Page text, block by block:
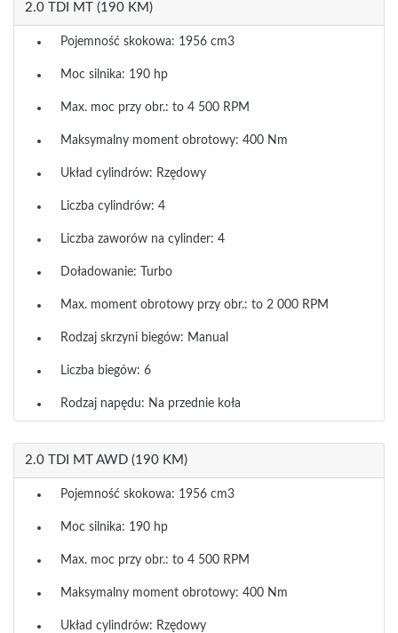
2.0 TDI MT (190 KM)
Pojemność skokowa: 1956 cm3
Moc silnika: 190 hp
Max. moc przy obr.: to 4 500 RPM
Maksymalny moment obrotowy: 400 Nm
Układ cylindrów: Rzędowy
Liczba cylindrów: 4
Liczba zaworów na cylinder: 4
Doładowanie: Turbo
Max. moment obrotowy przy obr.: to 2 000 RPM
Rodzaj skrzyni biegów: Manual
Liczba biegów: 6
Rodzaj napędu: Na przednie koła
2.0 TDI MT AWD (190 KM)
Pojemność skokowa: 1956 cm3
Moc silnika: 190 hp
Max. moc przy obr.: to 4 500 RPM
Maksymalny moment obrotowy: 400 Nm
Układ cylindrów: Rzędowy